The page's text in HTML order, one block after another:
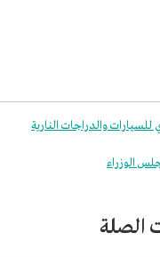
والدراجات النارية
الوزراء
الصلة